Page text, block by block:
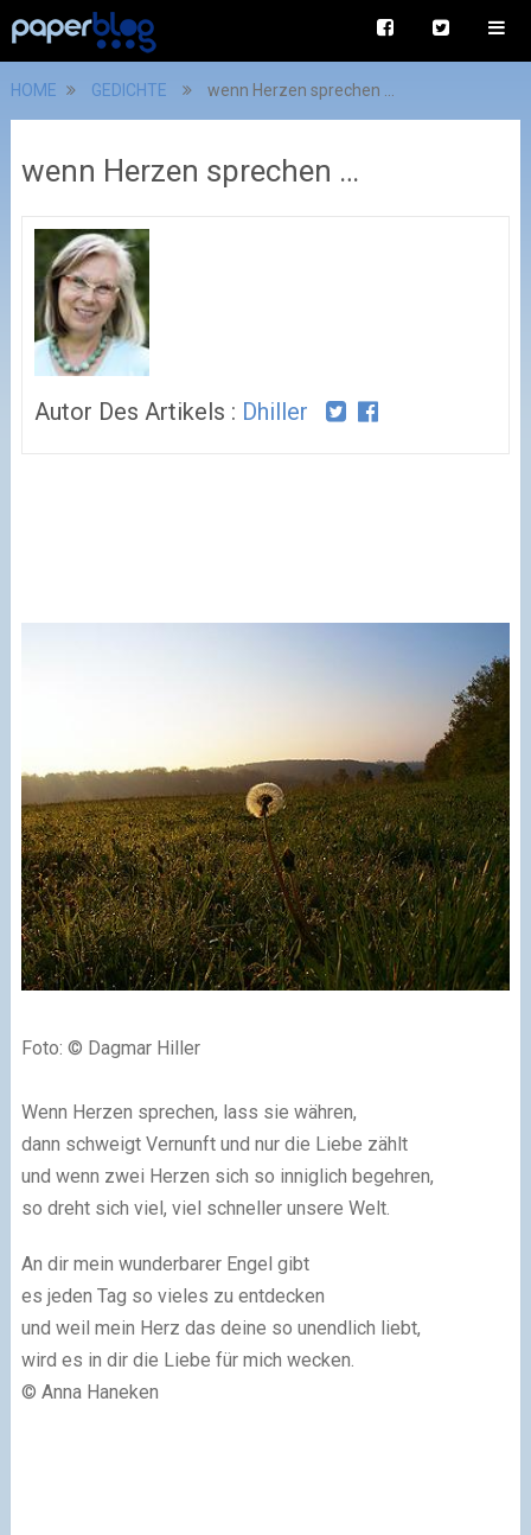
HOME GEDICHTE wenn Herzen sprechen …
wenn Herzen sprechen …
Autor Des Artikels : Dhiller
Foto: © Dagmar Hiller
Wenn Herzen sprechen, lass sie währen,
dann schweigt Vernunft und nur die Liebe zählt
und wenn zwei Herzen sich so inniglich begehren,
so dreht sich viel, viel schneller unsere Welt.
An dir mein wunderbarer Engel gibt
es jeden Tag so vieles zu entdecken
und weil mein Herz das deine so unendlich liebt,
wird es in dir die Liebe für mich wecken.
© Anna Haneken